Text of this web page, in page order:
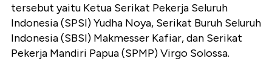
tersebut yaitu Ketua Serikat Pekerja Seluruh
Indonesia (SPSI) Yudha Noya, Serikat Buruh Seluruh
Indonesia (SBSI) Makmesser Kafiar, dan Serikat
Pekerja Mandiri Papua (SPMP) Virgo Solossa.